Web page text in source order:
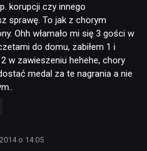
korupcji czy innego
sprawę. To jak z chorym
Ohh włamało mi się 3 gości w
do domu, zabiłem 1 i
w zawieszeniu hehehe, chory
medal za te nagrania a nie
o 14:05